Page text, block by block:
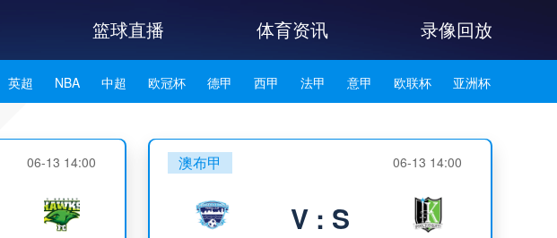
篮球直播 体育资讯 录像回放
英超 NBA 中超 欧冠杯 德甲 西甲 法甲 意甲 欧联杯 亚洲杯
06-13 14:00 澳布甲 06-13 14:00
V : S